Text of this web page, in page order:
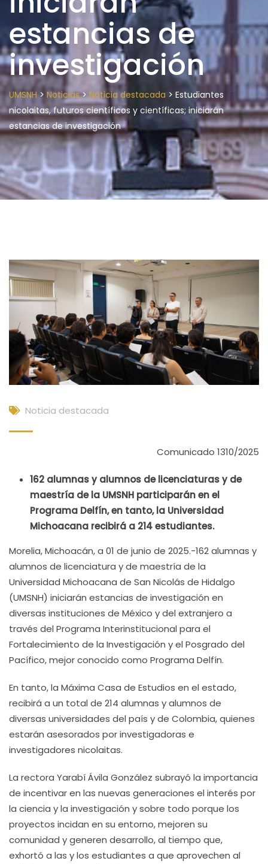
estancias de
investigación
UMSNH> Noticias>Noticia destacada > Estudiantes
nicolaitas, futuros científicos y científicas; iniciarán
estancias de investigación
Noticia destacada
Comunicado 1310/2025
162 alumnas y alumnos de licenciaturas y de
maestría de la UMSNH participarán en el
Programa Delfín, en tanto, la Universidad
Michoacana recibirá a 214 estudiantes.
Morelia, Michoacán, a 01 de junio de 2025.-162 alumnas y
alumnos de licenciatura y de maestría de la
Universidad Michoacana de San Nicolás de Hidalgo
(UMSNH) iniciarán estancias de investigación en
diversas instituciones de México y del extranjero a
través del Programa Interinstitucional para el
Fortalecimiento de la Investigación y el Posgrado del
Pacífico, mejor conocido como Programa Delfín.
En tanto, la Máxima Casa de Estudios en el estado,
recibirá a un total de 214 alumnas y alumnos de
diversas universidades del país y de Colombia, quienes
estarán asesorados por investigadoras e
investigadores nicolaitas.
La rectora Yarabí Ávila González subrayó la importancia
de incentivar en las nuevas generaciones el interés por
la ciencia y la investigación y sobre todo porque los
proyectos incidan en su entorno, mejoren su
comunidad y generen desarrollo, al tiempo que,
exhortó a las y los estudiantes a que aprovechen al